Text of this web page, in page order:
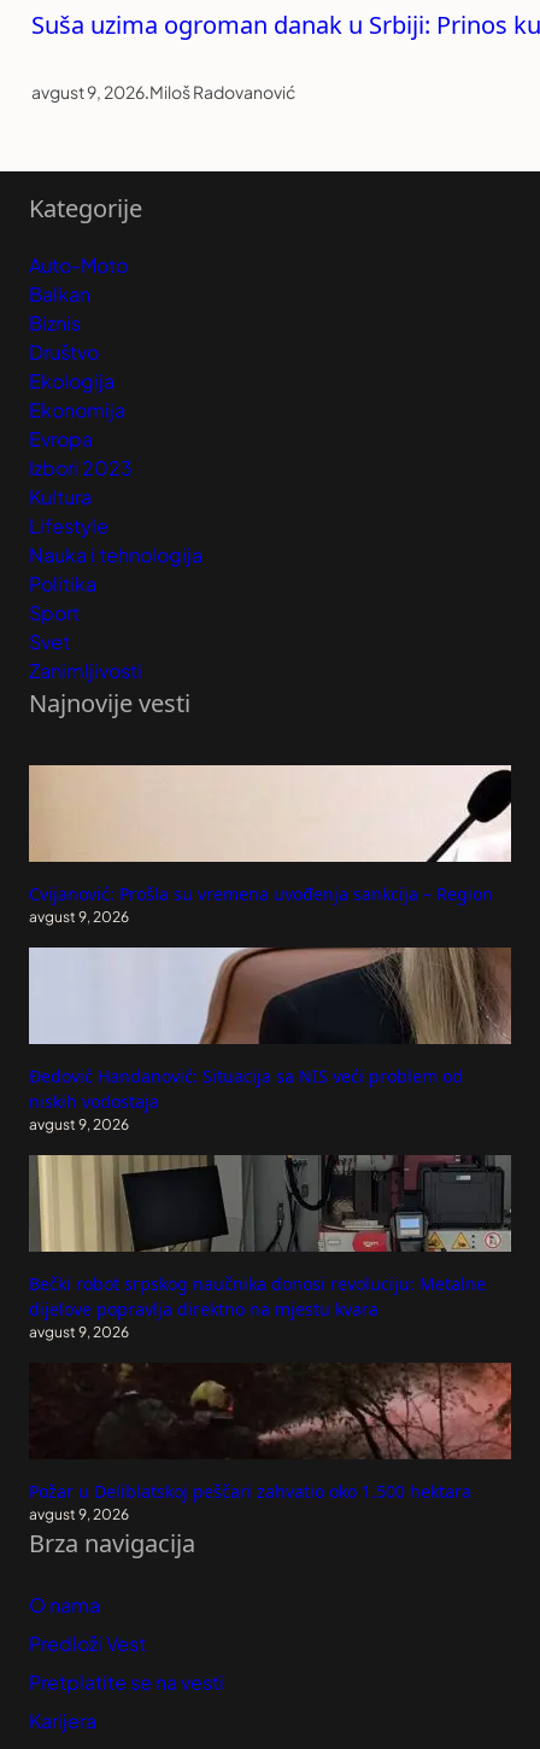
Suša uzima ogroman danak u Srbiji: Prinos
avgust 9, 2026.Miloš Radovanović
Kategorije
Auto-Moto
Balkan
Biznis
Društvo
Ekologija
Ekonomija
Evropa
Izbori 2023
Kultura
Lifestyle
Nauka i tehnologija
Politika
Sport
Svet
Zanimljivosti
Najnovije vesti
Cvijanović: Prošla su vremena uvođenja sankcija – Region
avgust 9, 2026
Đedović Handanović: Situacija sa NIS veći problem od
niskih vodostaja
avgust 9, 2026
Bečki robot srpskog naučnika donosi revoluciju: Metalne
dijelove popravlja direktno na mjestu kvara
avgust 9, 2026
Požar u Deliblatskoj peščari zahvatio oko 1.500 hektara
avgust 9, 2026
Brza navigacija
O nama
Predloži Vest
Pretplatite se na vesti
Karijera